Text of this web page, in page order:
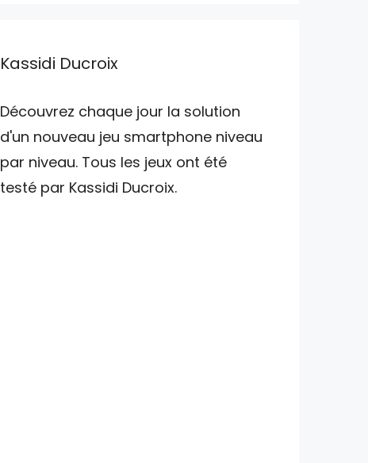
Kassidi Ducroix
Découvrez chaque jour la solution
d'un nouveau jeu smartphone niveau
par niveau. Tous les jeux ont été
testé par Kassidi Ducroix.